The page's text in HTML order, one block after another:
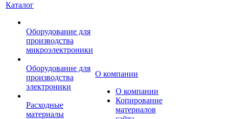
Каталог
Оборудование для
производства
микроэлектроники
Оборудование для
производства
электроники
Расходные
материалы
О компании
О компании
Копирование
материалов